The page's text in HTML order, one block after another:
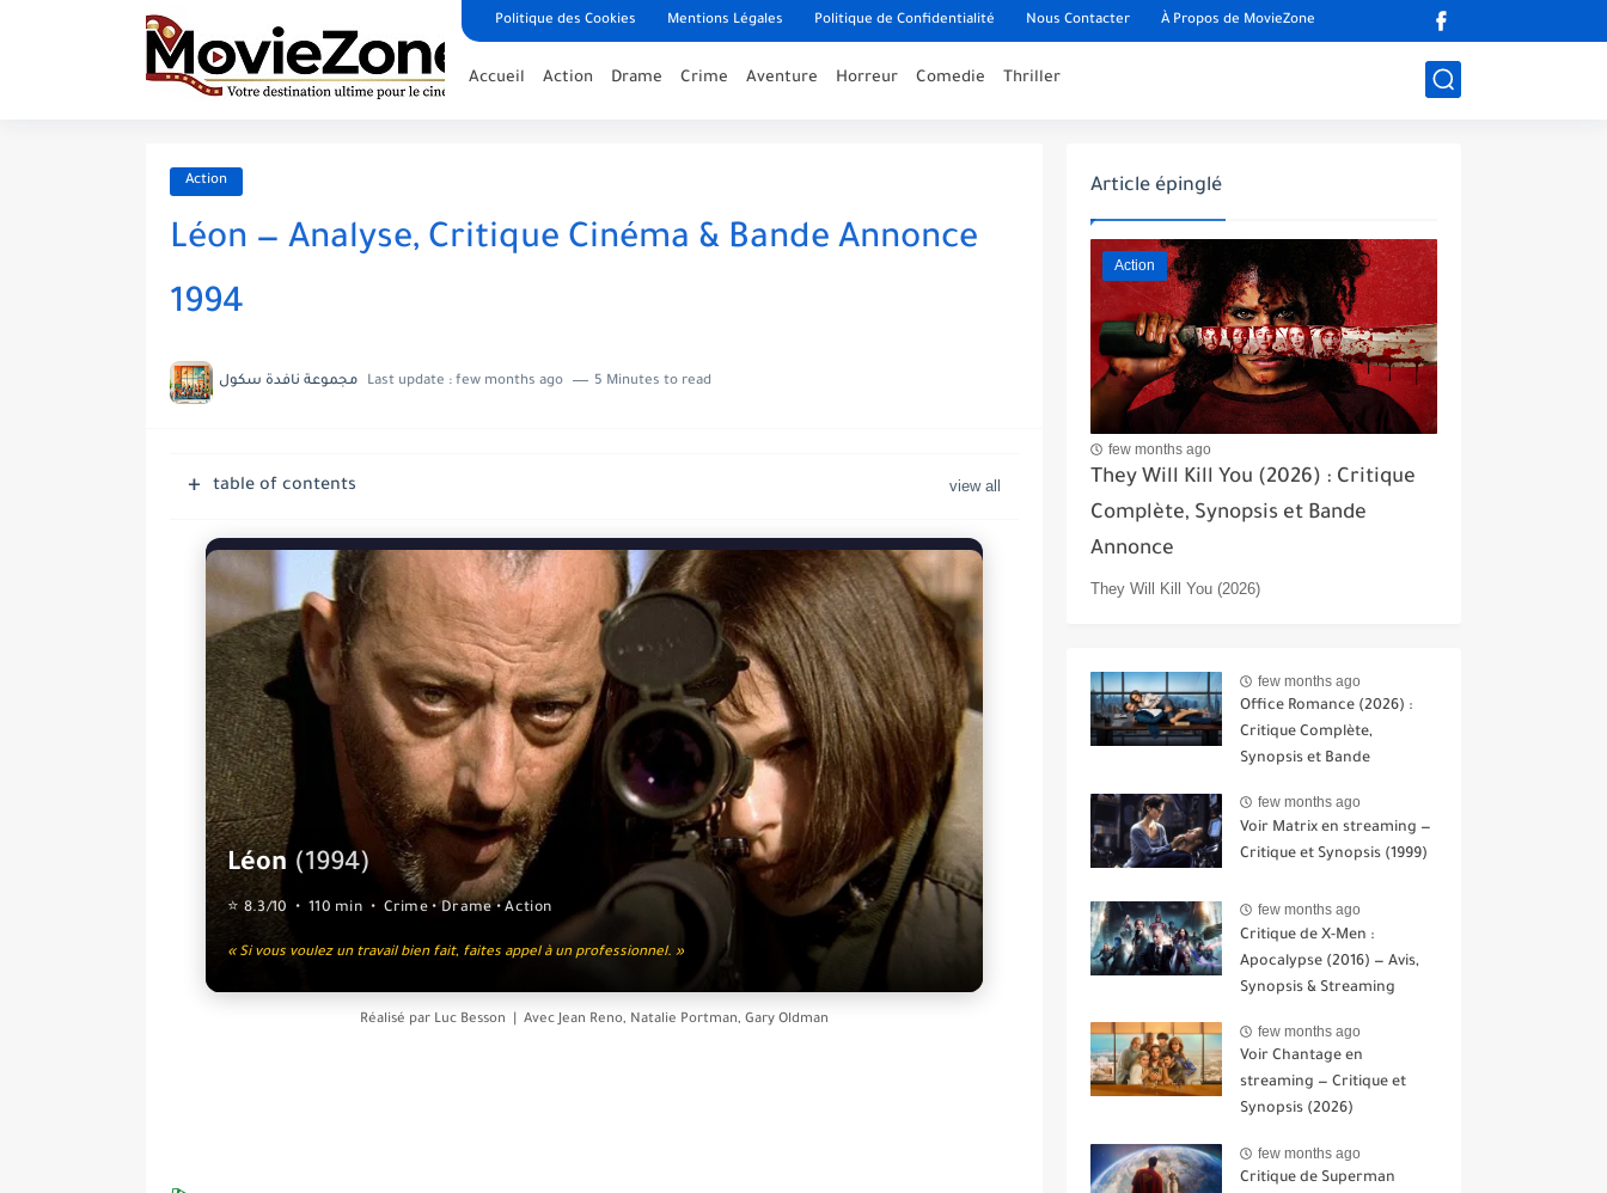
Politique des Cookies Mentions Légales Politique de Confidentialité Nous Contacter À Propos de MovieZone
Accueil Action Drame Crime Aventure Horreur Comedie Thriller
Action
Léon — Analyse, Critique Cinéma & Bande Annonce
1994
مجموعة نافدة سكول Last update : few months ago 5 Minutes to read
table of contents
Léon (1994)
⭐ 8.3/10 • 110 min • Crime • Drame • Action
« Si vous voulez un travail bien fait, faites appel à un professionnel. »
Réalisé par Luc Besson | AvecJean Reno, Natalie Portman, Gary Oldman
Article épinglé
Action
few months ago
They Will Kill You (2026) : Critique
Complète, Synopsis et Bande
Annonce
They Will Kill You (2026)
few months ago
Office Romance (2026) :
Critique Complète,
Synopsis et Bande
few months ago
Voir Matrix en streaming —
Critique et Synopsis (1999)
few months ago
Critique de X-Men :
Apocalypse (2016) — Avis,
Synopsis & Streaming
few months ago
Voir Chantage en
streaming — Critique et
Synopsis (2026)
few months ago
Critique de Superman